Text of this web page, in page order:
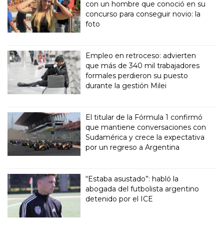
con un hombre que conoció en su
concurso para conseguir novio: la
foto
Empleo en retroceso: advierten
que más de 340 mil trabajadores
formales perdieron su puesto
durante la gestión Milei
El titular de la Fórmula 1 confirmó
que mantiene conversaciones con
Sudamérica y crece la expectativa
por un regreso a Argentina
“Estaba asustado”: habló la
abogada del futbolista argentino
detenido por el ICE